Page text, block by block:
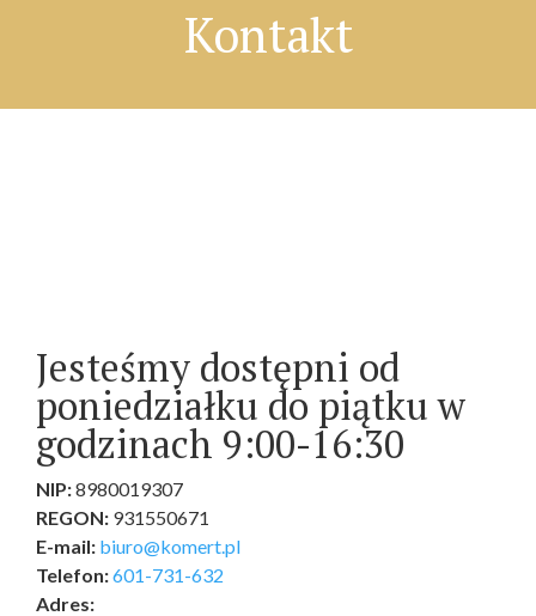
Kontakt
Jesteśmy dostępni od
poniedziałku do piątku w
godzinach 9:00-16:30
NIP:8980019307
REGON: 931550671
E-mail: biuro@komert.pl
Telefon:601-731-632
Adres: